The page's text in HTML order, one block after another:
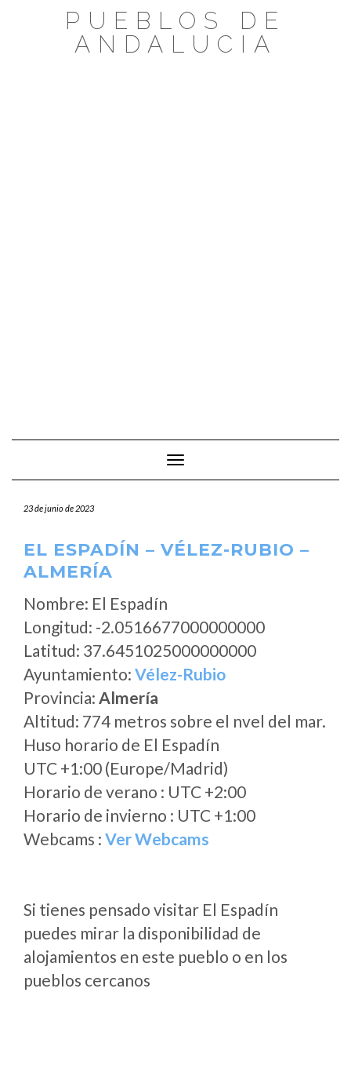
PUEBLOS DE
ANDALUCIA
Cambiar modo de navegación
23 de junio de 2023
EL ESPADÍN – VÉLEZ-RUBIO –
ALMERÍA
Nombre: El Espadín
Longitud: -2.0516677000000000
Latitud: 37.6451025000000000
Ayuntamiento: Vélez-Rubio
Provincia: Almería
Altitud: 774 metros sobre el nvel del mar.
Huso horario de El Espadín
UTC +1:00 (Europe/Madrid)
Horario de verano : UTC +2:00
Horario de invierno : UTC +1:00
Webcams : Ver Webcams
Si tienes pensado visitar El Espadín
puedes mirar la disponibilidad de
alojamientos en este pueblo o en los
pueblos cercanos